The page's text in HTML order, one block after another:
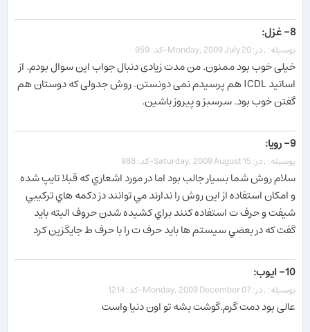
8- غزل:
بوسیله: , در: Monday, 2009 July 20-کد: 959
خیلی خوب بود ممنون. من مدت زیادی دنبال جواب این سوال بودم. از
اساتید ICDL هم پرسیدم نمی دونستن. روش جدولی که دوستان هم
گفتن خوب بود. سرسبز و پیروز باشین.
9- رويا:
بوسیله: , در: Saturday, 2009 August 15-کد: 988
سلام روش شما بسيار جالب بود اما در مورد اشعاري كه قبلا تايپ شده
و امكان استفاده از اين روش را ندارند مي توانند دز دكمه هاي تركيبي
شيفت و حرف ت استفاده كنند براي كشيده شدن حروف البته بايد
گفت كه در بعضي سيستم ها بايد حرف ت را با حرف ط جايگزين كرد
10- ایوب:
بوسیله: , در: Monday, 2009 December 07-کد: 1214
عالی بود دمت گرم.گوشت بشه تو اون دنیا واست